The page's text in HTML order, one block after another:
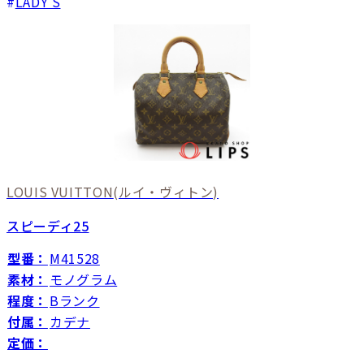
LOUIS VUITTON(ルイ・ヴィトン)
スピーディ25
型番： M41528
素材： モノグラム
程度： Bランク
付属： カデナ
定価：